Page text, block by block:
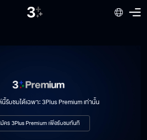
รับชมได้เฉพาะ 3Plus Premium เท่านั้น
คร 3Plus Premium เพื่อรับชมทันที